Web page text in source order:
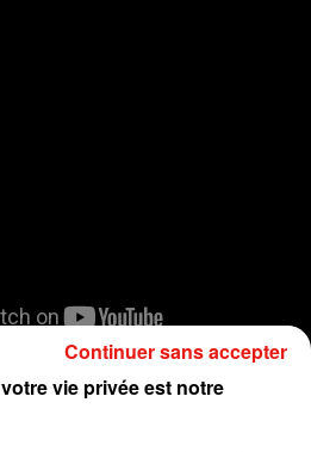
la rencontre des
vie privée est notre
Continuer sans accepter